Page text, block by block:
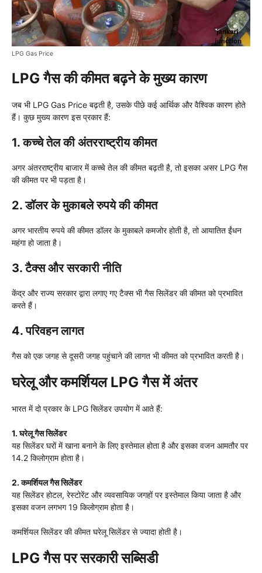
LPG Gas Price
LPG गैस की कीमत बढ़ने के मुख्य कारण
जब भी LPG Gas Price बढ़ती है, उसके पीछे कई आर्थिक और वैश्विक कारण होते
हैं। कुछ मुख्य कारण इस प्रकार हैं:
1. कच्चे तेल की अंतरराष्ट्रीय कीमत
अगर अंतरराष्ट्रीय बाजार में कच्चे तेल की कीमत बढ़ती है, तो इसका असर LPG गैस
की कीमत पर भी पड़ता है।
2. डॉलर के मुकाबले रुपये की कीमत
अगर भारतीय रुपये की कीमत डॉलर के मुकाबले कमजोर होती है, तो आयातित ईंधन
महंगा हो जाता है।
3. टैक्स और सरकारी नीति
केंद्र और राज्य सरकार द्वारा लगाए गए टैक्स भी गैस सिलेंडर की कीमत को प्रभावित
करते हैं।
4. परिवहन लागत
गैस को एक जगह से दूसरी जगह पहुंचाने की लागत भी कीमत को प्रभावित करती है।
घरेलू और कमर्शियल LPG गैस में अंतर
भारत में दो प्रकार के LPG सिलेंडर उपयोग में आते हैं:
1. घरेलू गैस सिलेंडर
यह सिलेंडर घरों में खाना बनाने के लिए इस्तेमाल होता है और इसका वजन आमतौर पर
14.2 किलोग्राम होता है।
2. कमर्शियल गैस सिलेंडर
यह सिलेंडर होटल, रेस्टोरेंट और व्यवसायिक जगहों पर इस्तेमाल किया जाता है और
इसका वजन लगभग 19 किलोग्राम होता है।
कमर्शियल सिलेंडर की कीमत घरेलू सिलेंडर से ज्यादा होती है।
LPG गैस पर सरकारी सब्सिडी